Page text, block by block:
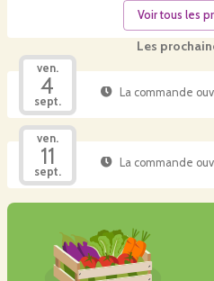
Les
ven.
4
sept.
La commande
ven.
11
sept.
La commande
Voir tous les